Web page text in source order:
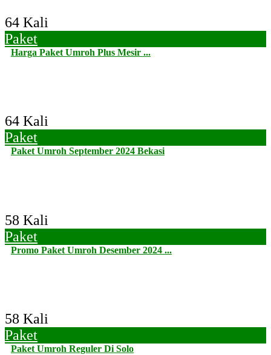
64 Kali
Paket
Harga Paket Umroh Plus Mesir ...
64 Kali
Paket
Paket Umroh September 2024 Bekasi
58 Kali
Paket
Promo Paket Umroh Desember 2024 ...
58 Kali
Paket
Paket Umroh Reguler Di Solo